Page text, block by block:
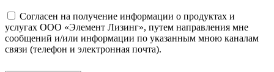
Согласен на получение информации о продуктах и
услугах ООО «Элемент Лизинг», путем направления мне
сообщений и/или информации по указанным мною каналам
связи (телефон и электронная почта).